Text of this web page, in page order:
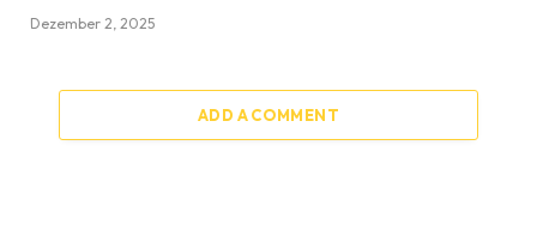
Dezember 2, 2025
ADD A COMMENT